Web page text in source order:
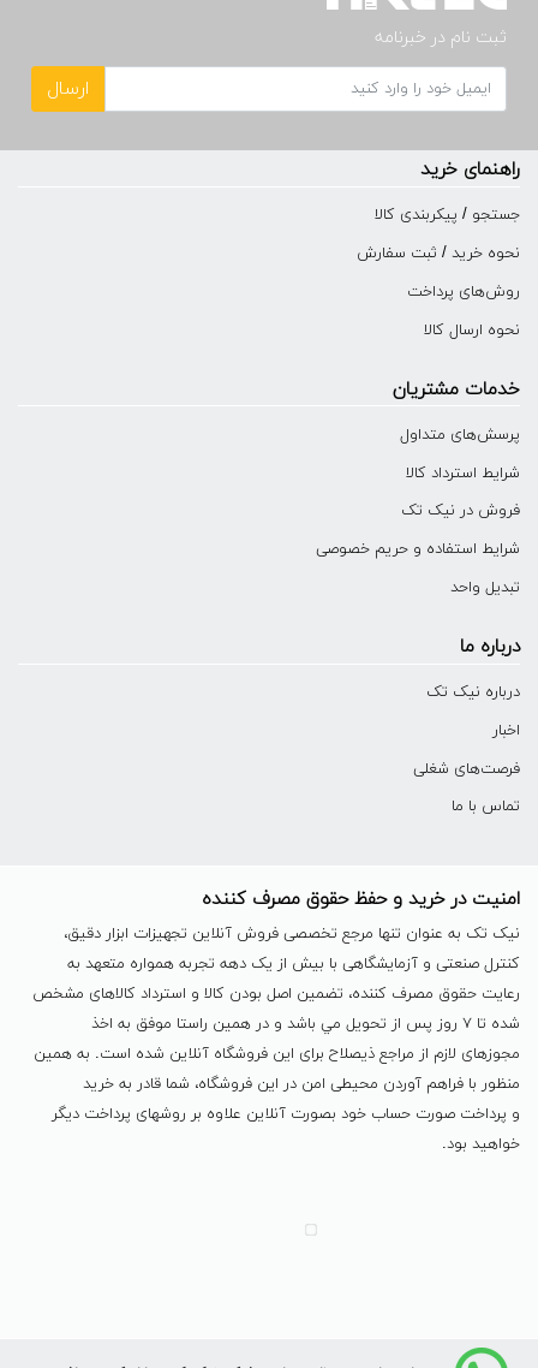
ثبت نام در خبرنامه
ارسال
راهنمای خرید
جستجو / پیکربندی کالا
نحوه خرید / ثبت سفارش
روش‌های پرداخت
نحوه ارسال کالا
خدمات مشتریان
پرسش‌های متداول
شرایط استرداد کالا
فروش در نیک تک
شرایط استفاده و حریم خصوصی
تبدیل واحد
درباره ما
درباره نیک تک
اخبار
فرصت‌های شغلی
تماس با ما
امنیت در خرید و حفظ حقوق مصرف کننده
نیک تک به عنوان تنها مرجع تخصصی فروش آنلاین تجهیزات ابزار دقیق،
کنترل صنعتی و آزمایشگاهی با بیش از یک دهه تجربه همواره متعهد به
رعایت حقوق مصرف کننده، تضمین اصل بودن کالا و استرداد کالاهای مشخص
شده تا ٧ روز پس از تحویل مي باشد و در همين راستا موفق به اخذ
مجوزهای لازم از مراجع ذیصلاح برای این فروشگاه آنلاین شده است. به همين
منظور با فراهم آوردن محیطی امن در این فروشگاه، شما قادر به خرید
و پرداخت صورت حساب خود بصورت آنلاین علاوه بر روشهای پرداخت دیگر
خواهید بود.